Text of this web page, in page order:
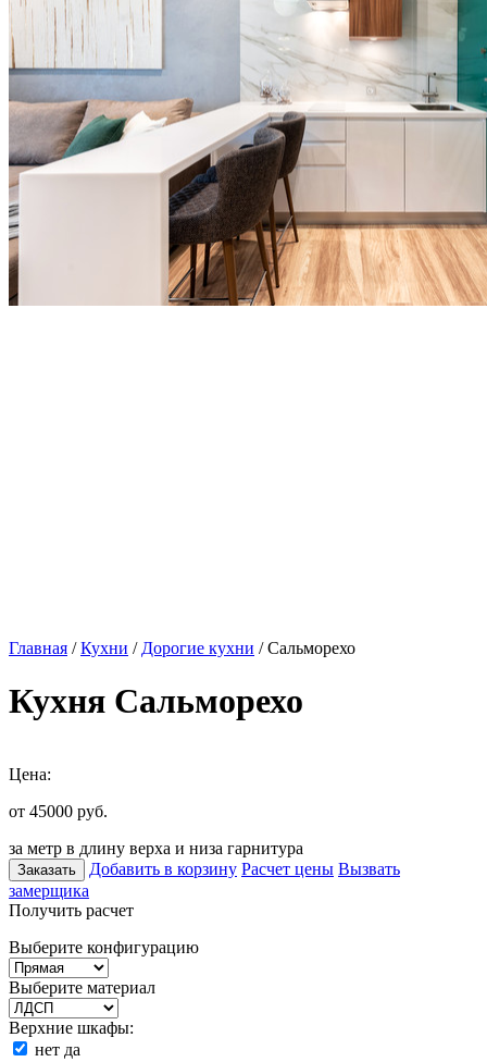
Главная /Кухни / Дорогие кухни / Сальморехо
Кухня Сальморехо
Цена:
от 45000 руб.
за метр в длину верха и низа гарнитура
Заказать Добавить в корзину Расчет цены Вызвать
замерщика
Получить расчет
Выберите конфигурацию
Выберите материал
Верхние шкафы:
нет да